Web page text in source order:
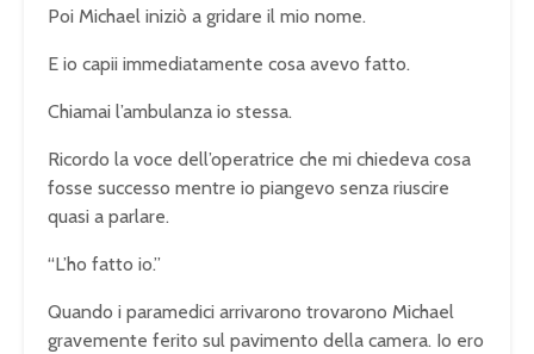
Poi Michael iniziò a gridare il mio nome.
E io capii immediatamente cosa avevo fatto.
Chiamai l’ambulanza io stessa.
Ricordo la voce dell’operatrice che mi chiedeva cosa
fosse successo mentre io piangevo senza riuscire
quasi a parlare.
“L’ho fatto io.”
Quando i paramedici arrivarono trovarono Michael
gravemente ferito sul pavimento della camera. Io ero